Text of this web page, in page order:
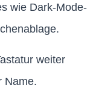
wie Dark-Mode-
weiter
Name.